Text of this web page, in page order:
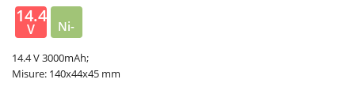
14.4
V
Ni-
MH
14.4 V 3000mAh;
Misure: 140x44x45 mm